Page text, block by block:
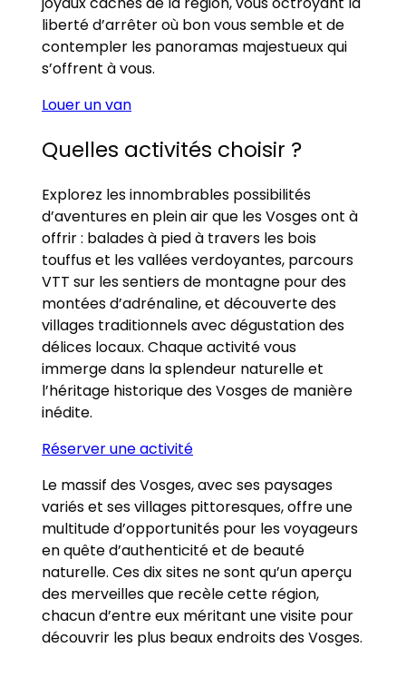
liberté d’arrêter où bon vous semble et de
contempler les panoramas majestueux qui
s’offrent à vous.
Louer un van
Quelles activités choisir ?
Explorez les innombrables possibilités
d’aventures en plein air que les Vosges ont à
offrir : balades à pied à travers les bois
touffus et les vallées verdoyantes, parcours
VTT sur les sentiers de montagne pour des
montées d’adrénaline, et découverte des
villages traditionnels avec dégustation des
délices locaux. Chaque activité vous
immerge dans la splendeur naturelle et
l’héritage historique des Vosges de manière
inédite.
Réserver une activité
Le massif des Vosges, avec ses paysages
variés et ses villages pittoresques, offre une
multitude d’opportunités pour les voyageurs
en quête d’authenticité et de beauté
naturelle. Ces dix sites ne sont qu’un aperçu
des merveilles que recèle cette région,
chacun d’entre eux méritant une visite pour
découvrir les plus beaux endroits des Vosges.